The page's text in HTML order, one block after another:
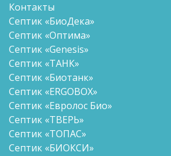
Контакты
Септик «БиоДека»
Септик «Оптима»
Септик «Genesis»
Септик «ТАНК»
Септик «Биотанк»
Септик «ERGOBOX»
Септик «Евролос Био»
Септик «ТВЕРЬ»
Септик «ТОПАС»
Септик «БИОКСИ»